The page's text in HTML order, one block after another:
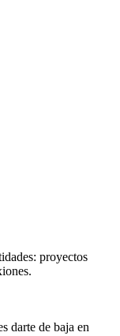
proyectos
darte de baja en